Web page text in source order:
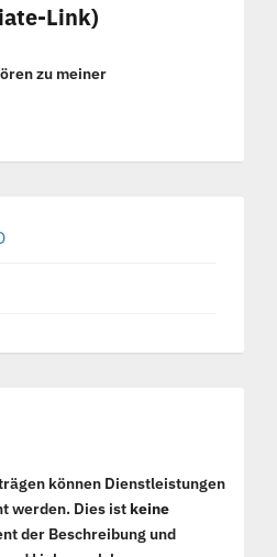
Link)
zu meiner
können Dienstleistungen
werden. Dies ist keine
der Beschreibung und